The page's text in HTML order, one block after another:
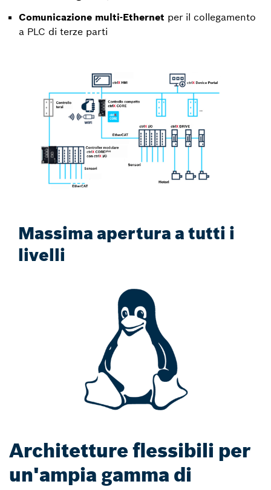
Comunicazione multi-Ethernet per il collegamento
a PLC di terze parti
Massima apertura a tutti i
livelli
Architetture flessibili per
un'ampia gamma di